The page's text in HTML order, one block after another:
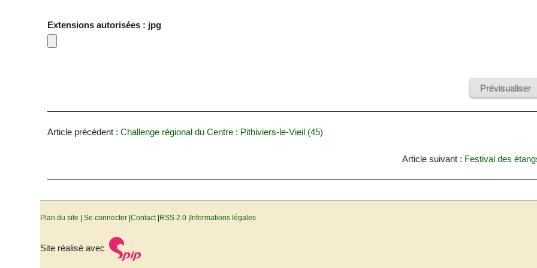
Extensions autorisées : jpg
Article précédent :Challenge régional du Centre : Pithiviers-le-Vieil (45)
Article suivant : Festival des
Plan du site |Se connecter |Contact|RSS 2.0 |Informations légales
Site réalisé avec